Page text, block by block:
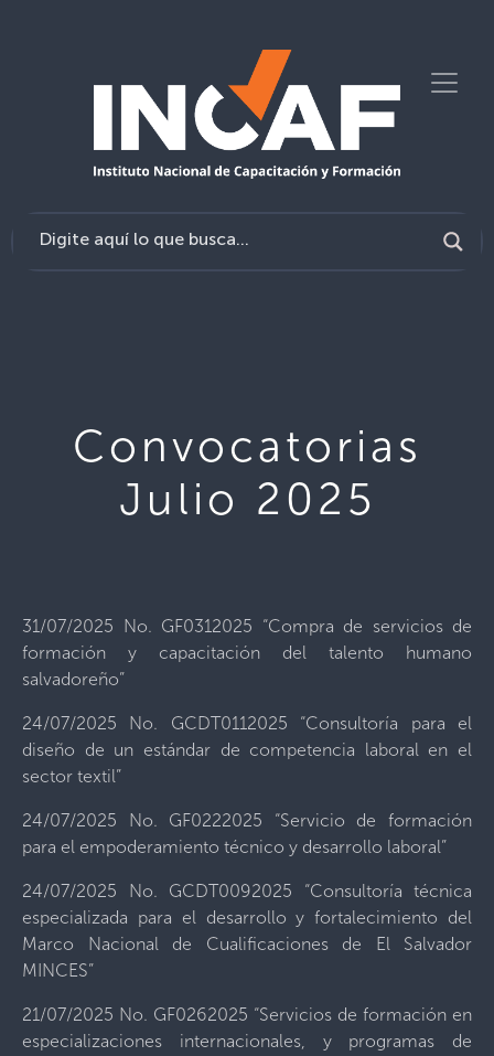
Convocatorias
Julio 2025
31/07/2025 No. GF0312025 “Compra de servicios de
formación y capacitación del talento humano
salvadoreño”
24/07/2025 No. GCDT0112025 “Consultoría para el
diseño de un estándar de competencia laboral en el
sector textil”
24/07/2025 No. GF0222025 “Servicio de formación
para el empoderamiento técnico y desarrollo laboral”
24/07/2025 No. GCDT0092025 “Consultoría técnica
especializada para el desarrollo y fortalecimiento del
Marco Nacional de Cualificaciones de El Salvador
MINCES”
21/07/2025 No. GF0262025 “Servicios de formación en
especializaciones internacionales, y programas de